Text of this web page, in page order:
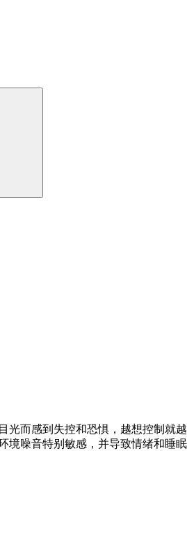
而感到失控和恐惧，越想控制就
噪音特别敏感，并导致情绪和睡眠